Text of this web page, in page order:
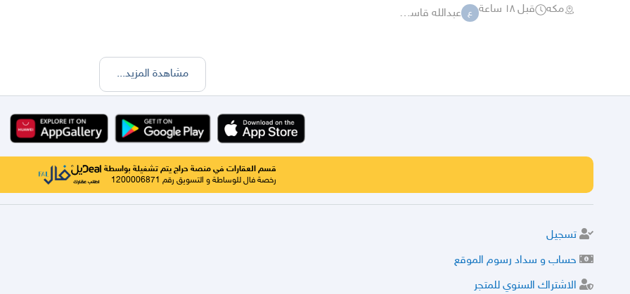
مكه قبل ١٨ ساعة ع عبدالله قاسم 0029
مشاهدة المزيد...
قسم العقارات في منصة حراج يتم تشغيلة بواسطة
رخصة فال للوساطة و التسويق رقم 1200006871
تسجيل
حساب و سداد رسوم الموقع
الاشتراك السنوي للمتجر